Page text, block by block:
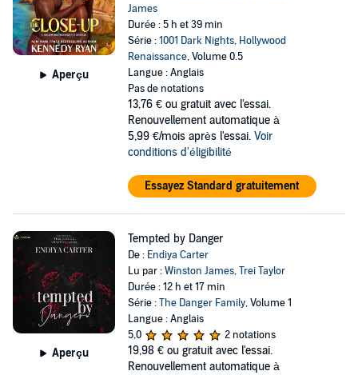
Aperçu
James
Durée : 5 h et 39 min
Série :1001 Dark Nights, Hollywood
Renaissance, Volume 0.5
Langue : Anglais
Pas de notations
13,76 € ou gratuit avec l'essai.
Renouvellement automatique à
5,99 €/mois après l'essai. Voir
conditions d'éligibilité
Essayez Standard gratuitement
Aperçu
Tempted by Danger
De : Endiya Carter
Lu par :Winston James,Trei Taylor
Durée : 12 h et 17 min
Série :The Danger Family, Volume 1
Langue : Anglais
5,0
2 notations
19,98 € ou gratuit avec l'essai.
Renouvellement automatique à